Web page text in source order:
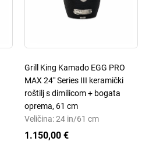
Grill King Kamado EGG PRO
MAX 24" Series III keramički
roštilj s dimilicom + bogata
oprema, 61 cm
Veličina: 24 in/61 cm
1.150,00 €